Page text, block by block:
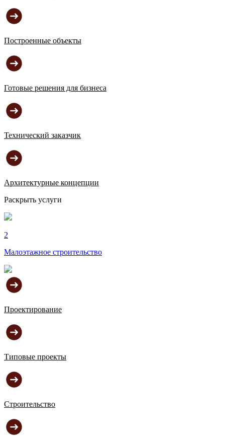
Построенные объекты
Готовые решения для бизнеса
Технический заказчик
Архитектурные концепции
Раскрыть услуги
2
Малоэтажное строительство
Проектирование
Типовые проекты
Строительство